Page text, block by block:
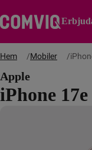
Hem Mobiler
Apple
iPhone 17e